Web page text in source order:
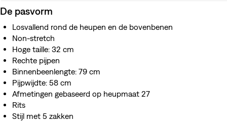
De pasvorm
Losvallend rond de heupen en de bovenbenen
Non-stretch
Hoge taille: 32 cm
Rechte pijpen
Binnenbeenlengte: 79 cm
Pijpwijdte: 58 cm
Afmetingen gebaseerd op heupmaat 27
Rits
Stijl met 5 zakken